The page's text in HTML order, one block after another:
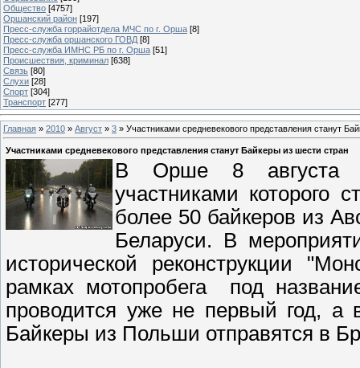
Общество [4757]
Оршанский район [197]
Пресс-служба горрайотдела МЧС по г. Орша [8]
Пресс-служба оршанского ГОВД [8]
Пресс-служба ИМНС РБ по г. Орша [51]
Проиcшествия, криминал [638]
Связь [80]
Слухи [28]
Спорт [304]
Транспорт [277]
Главная » 2010 » Август » 3 » Участниками средневекового представления станут
Участниками средневекового представления станут Байкеры из шести стран
В Орше 8 августа
участниками которого
более 50 байкеров из
Беларуси. В
исторической реконструкции
рамках мотопробега под
проводится уже не первый год, а
Байкеры из Польши отправятся в